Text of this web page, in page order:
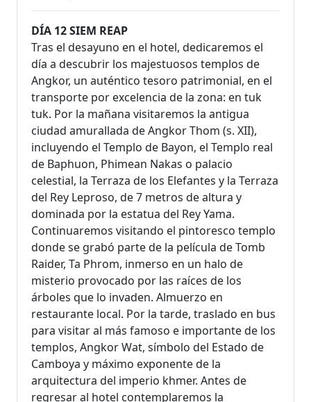
DÍA 12 SIEM REAP
Tras el desayuno en el hotel, dedicaremos el
día a descubrir los majestuosos templos de
Angkor, un auténtico tesoro patrimonial, en el
transporte por excelencia de la zona: en tuk
tuk. Por la mañana visitaremos la antigua
ciudad amurallada de Angkor Thom (s. XII),
incluyendo el Templo de Bayon, el Templo real
de Baphuon, Phimean Nakas o palacio
celestial, la Terraza de los Elefantes y la Terraza
del Rey Leproso, de 7 metros de altura y
dominada por la estatua del Rey Yama.
Continuaremos visitando el pintoresco templo
donde se grabó parte de la película de Tomb
Raider, Ta Phrom, inmerso en un halo de
misterio provocado por las raíces de los
árboles que lo invaden. Almuerzo en
restaurante local. Por la tarde, traslado en bus
para visitar al más famoso e importante de los
templos, Angkor Wat, símbolo del Estado de
Camboya y máximo exponente de la
arquitectura del imperio khmer. Antes de
regresar al hotel contemplaremos la